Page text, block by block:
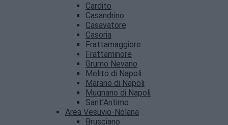
Cardito
Casandrino
Casavatore
Casoria
Frattamaggiore
Frattaminore
Grumo Nevano
Melito di Napoli
Marano di Napoli
Mugnano di Napoli
Sant’Antimo
Area Vesuvio-Nolana
Brusciano